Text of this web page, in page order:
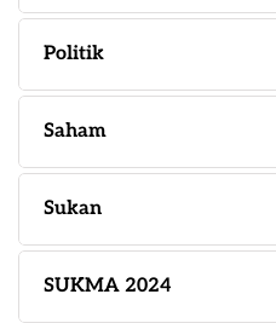
Politik
Saham
Sukan
SUKMA 2024